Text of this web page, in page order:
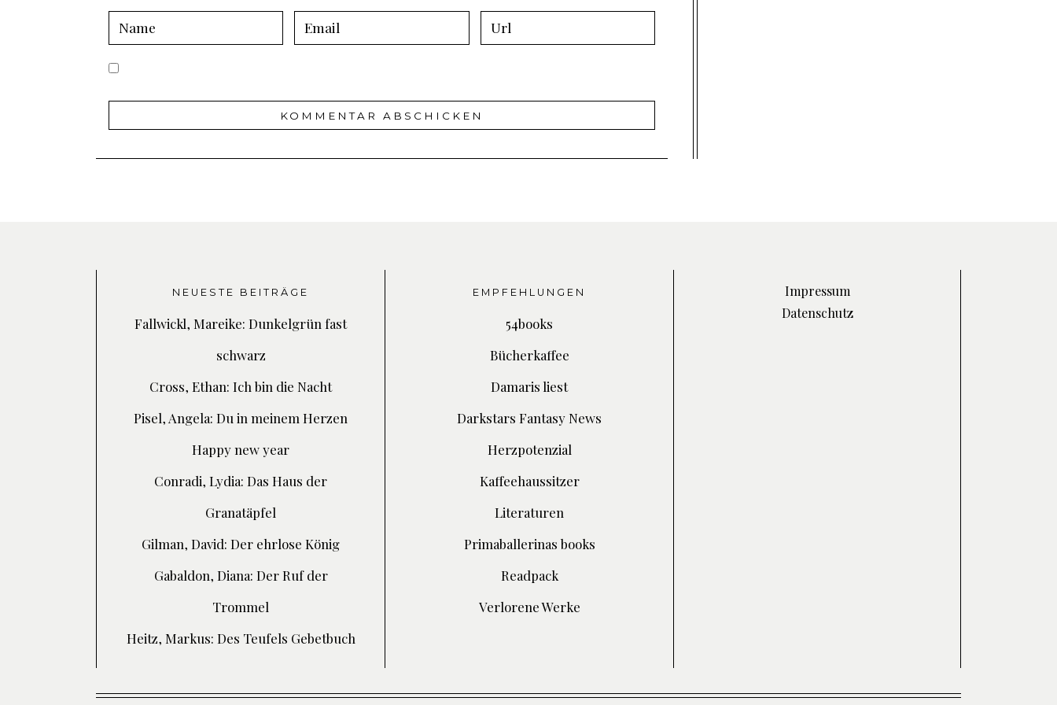
NEUESTE BEITRÄGE
Fallwickl, Mareike: Dunkelgrün fast
schwarz
Cross, Ethan: Ich bin die Nacht
Pisel, Angela: Du in meinem Herzen
Happy new year
Conradi, Lydia: Das Haus der
Granatäpfel
Gilman, David: Der ehrlose König
Gabaldon, Diana: Der Ruf der
Trommel
Heitz, Markus: Des Teufels Gebetbuch
EMPFEHLUNGEN
54books
Bücherkaffee
Damaris liest
Darkstars Fantasy News
Herzpotenzial
Kaffeehaussitzer
Literaturen
Primaballerinas books
Readpack
Verlorene Werke
Impressum
Datenschutz